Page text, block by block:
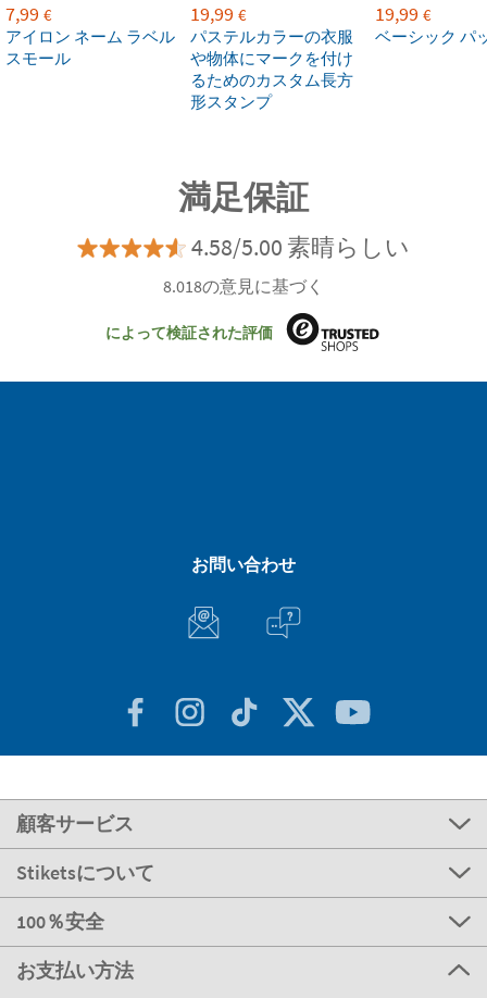
7,99 €
アイロン ネーム ラベル
スモール
19,99 €
パステルカラーの衣服
や物体にマークを付け
るためのカスタム長方
形スタンプ
19,99 €
ベーシック パ
満足保証
4.58/5.00 素晴らしい
8.018の意見に基づく
によって検証された評価
お問い合わせ
顧客サービス
Stiketsについて
100％安全
お支払い方法